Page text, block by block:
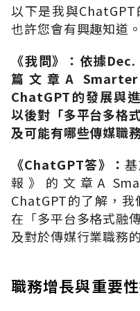
以下是我與ChatGPT
也許您會有興趣知道。
《我問》： 依據
篇文章A
ChatGPT的發展與
以後對「多平台多格
及可能有哪些傳媒職
《ChatGPT答》：
報》的文章 A
ChatGPT的了解，我
在「多平台多格式融
及對於傳媒行業職務
職務增長與重要